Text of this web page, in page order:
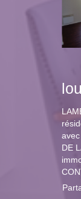
DE